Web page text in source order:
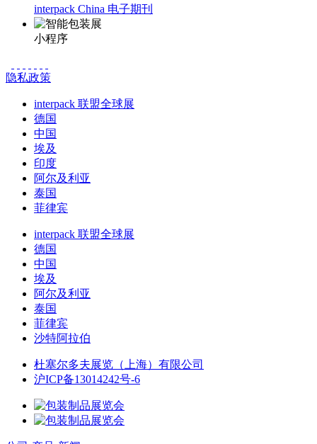
interpack China 电子期刊
小程序
隐私政策
interpack 联盟全球展
德国
中国
埃及
印度
阿尔及利亚
泰国
菲律宾
interpack 联盟全球展
德国
中国
埃及
阿尔及利亚
泰国
菲律宾
沙特阿拉伯
杜塞尔多夫展览（上海）有限公司
沪ICP备13014242号-6